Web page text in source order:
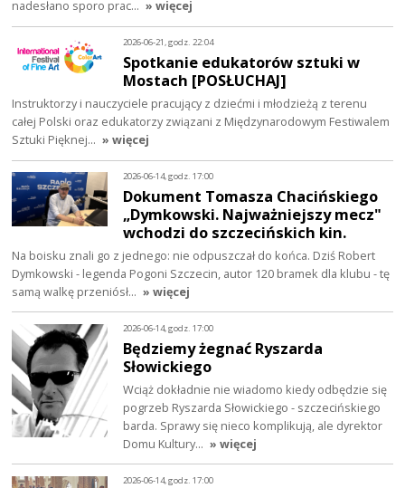
nadesłano sporo prac… » więcej
2026-06-21, godz. 22:04
Spotkanie edukatorów sztuki w
Mostach [POSŁUCHAJ]
Instruktorzy i nauczyciele pracujący z dziećmi i młodzieżą z terenu
całej Polski oraz edukatorzy związani z Międzynarodowym Festiwalem
Sztuki Pięknej… » więcej
2026-06-14, godz. 17:00
Dokument Tomasza Chacińskiego
„Dymkowski. Najważniejszy mecz"
wchodzi do szczecińskich kin.
Na boisku znali go z jednego: nie odpuszczał do końca. Dziś Robert
Dymkowski - legenda Pogoni Szczecin, autor 120 bramek dla klubu - tę
samą walkę przeniósł… » więcej
2026-06-14, godz. 17:00
Będziemy żegnać Ryszarda
Słowickiego
Wciąż dokładnie nie wiadomo kiedy odbędzie się
pogrzeb Ryszarda Słowickiego - szczecińskiego
barda. Sprawy się nieco komplikują, ale dyrektor
Domu Kultury… » więcej
2026-06-14, godz. 17:00